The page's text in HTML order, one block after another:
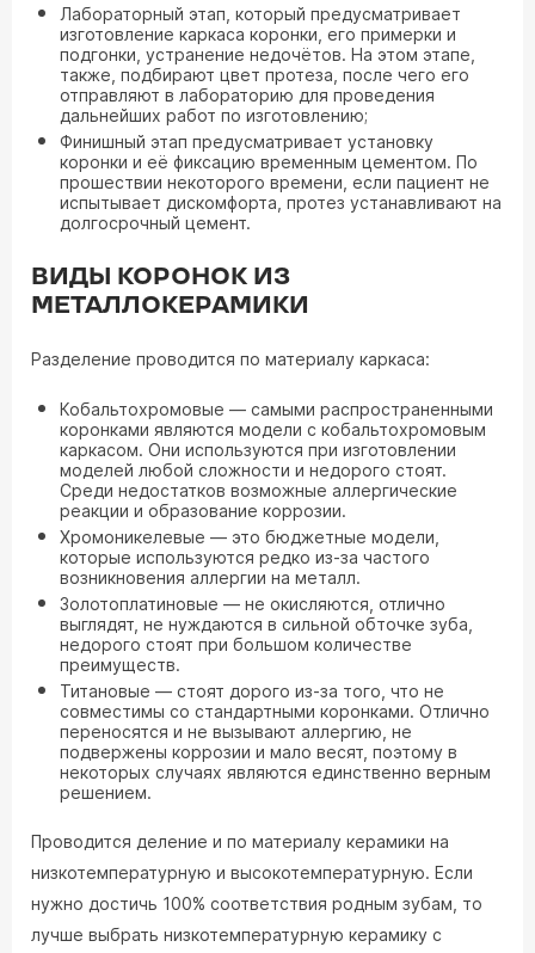
Лабораторный этап, который предусматривает
изготовление каркаса коронки, его примерки и
подгонки, устранение недочётов. На этом этапе,
также, подбирают цвет протеза, после чего его
отправляют в лабораторию для проведения
дальнейших работ по изготовлению;
Финишный этап предусматривает установку
коронки и её фиксацию временным цементом. По
прошествии некоторого времени, если пациент не
испытывает дискомфорта, протез устанавливают на
долгосрочный цемент.
ВИДЫ КОРОНОК ИЗ
МЕТАЛЛОКЕРАМИКИ
Разделение проводится по материалу каркаса:
Кобальтохромовые — самыми распространенными
коронками являются модели с кобальтохромовым
каркасом. Они используются при изготовлении
моделей любой сложности и недорого стоят.
Среди недостатков возможные аллергические
реакции и образование коррозии.
Хромоникелевые — это бюджетные модели,
которые используются редко из-за частого
возникновения аллергии на металл.
Золотоплатиновые — не окисляются, отлично
выглядят, не нуждаются в сильной обточке зуба,
недорого стоят при большом количестве
преимуществ.
Титановые — стоят дорого из-за того, что не
совместимы со стандартными коронками. Отлично
переносятся и не вызывают аллергию, не
подвержены коррозии и мало весят, поэтому в
некоторых случаях являются единственно верным
решением.
Проводится деление и по материалу керамики на
низкотемпературную и высокотемпературную. Если
нужно достичь 100% соответствия родным зубам, то
лучше выбрать низкотемпературную керамику с